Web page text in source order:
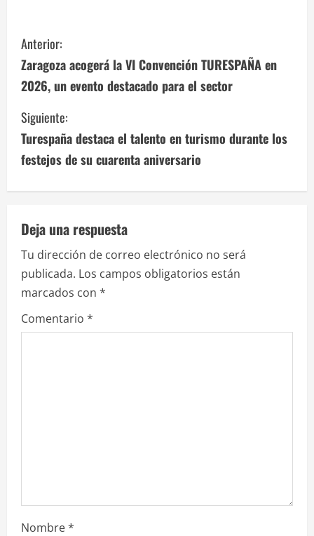
S
i
g
u
e
l
y
e
n
d
Anterior:
Zaragoza acogerá la VI Convención TURESPAÑA en
2026, un evento destacado para el sector
Siguiente:
Turespaña destaca el talento en turismo durante los
festejos de su cuarenta aniversario
Deja una respuesta
Tu dirección de correo electrónico no será
publicada. Los campos obligatorios están
marcados con *
Comentario *
Nombre*